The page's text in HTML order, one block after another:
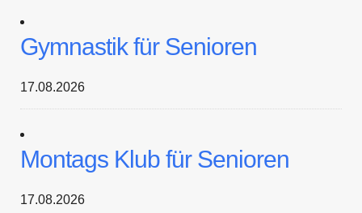
Gymnastik für Senioren
17.08.2026
Montags Klub für Senioren
17.08.2026